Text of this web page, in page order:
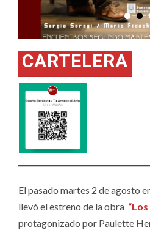
CARTELERA
El pasado martes 2 de agosto
llevó el estreno de la obra
protagonizado por Paulette